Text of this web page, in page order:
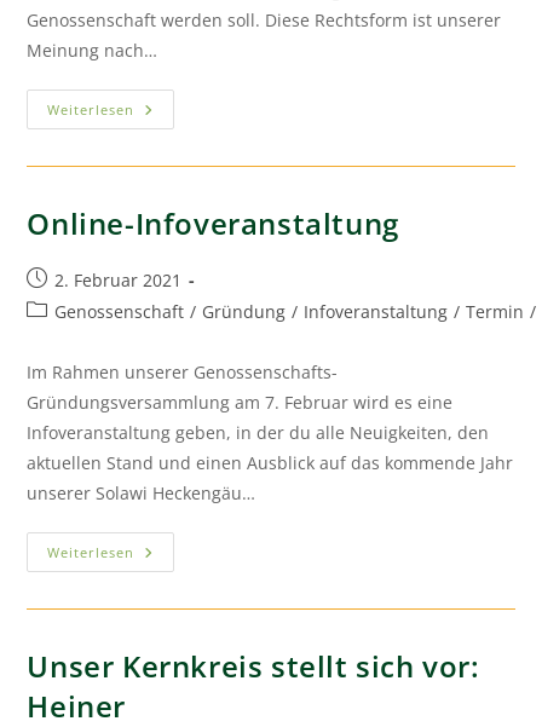
Genossenschaft werden soll. Diese Rechtsform ist unserer
Meinung nach…
Weiterlesen
Online-Infoveranstaltung
2. Februar 2021
Genossenschaft / Gründung / Infoveranstaltung / Termin /
Im Rahmen unserer Genossenschafts-
Gründungsversammlung am 7. Februar wird es eine
Infoveranstaltung geben, in der du alle Neuigkeiten, den
aktuellen Stand und einen Ausblick auf das kommende Jahr
unserer Solawi Heckengäu…
Weiterlesen
Unser Kernkreis stellt sich vor:
Heiner